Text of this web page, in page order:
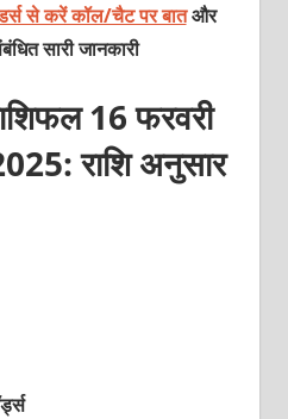
से करें कॉल/चैट पर बातऔर
सारी जानकारी
16 फरवरी
राशि अनुसार